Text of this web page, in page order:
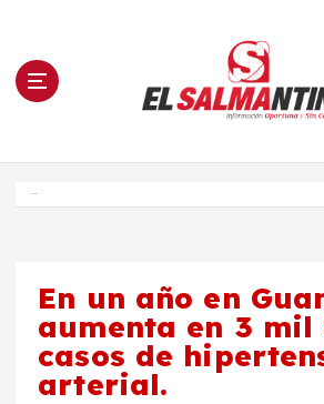
n El Salmantino -
En un año en
aumenta en 3 mil
casos de
arterial.